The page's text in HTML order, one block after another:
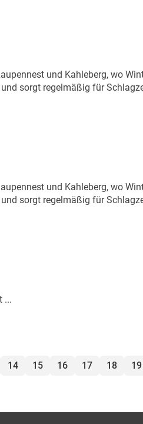
und Kahleberg, wo
sorgt regelmäßig für
und Kahleberg, wo
sorgt regelmäßig für
...
14 15 16 17 18 19